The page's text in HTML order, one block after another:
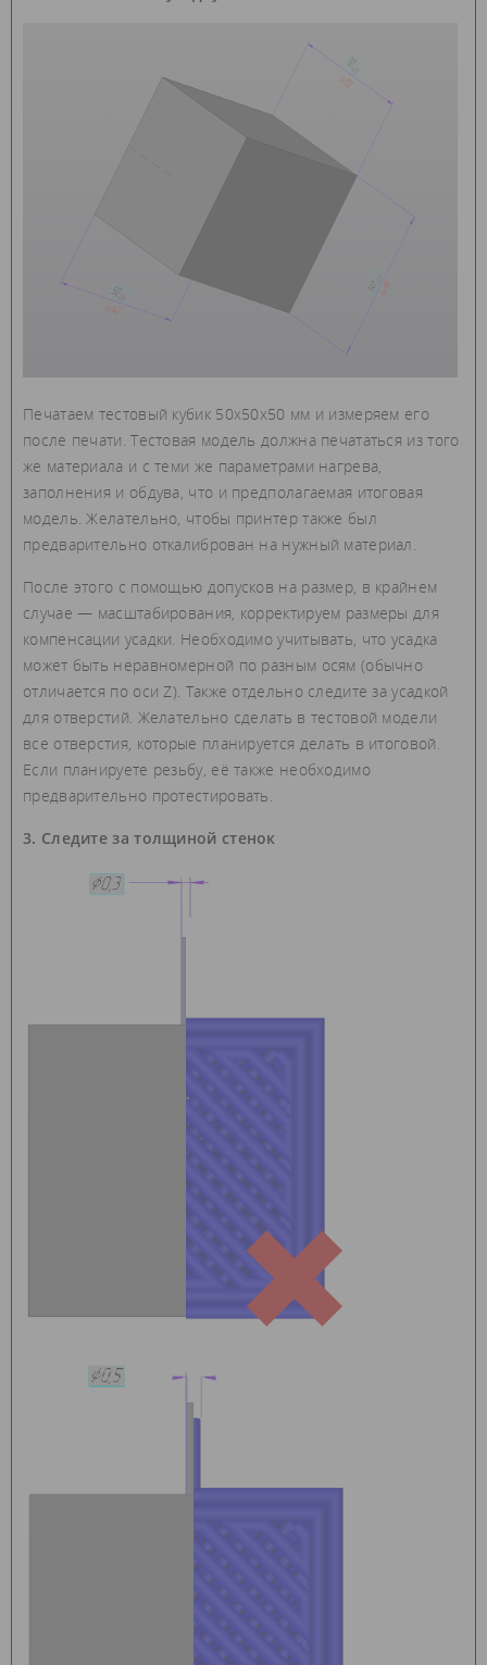
Печатаем тестовый кубик 50х50х50 мм и измеряем его
после печати. Тестовая модель должна печататься из того
же материала и с теми же параметрами нагрева,
заполнения и обдува, что и предполагаемая итоговая
модель. Желательно, чтобы принтер также был
предварительно откалиброван на нужный материал.
После этого с помощью допусков на размер, в крайнем
случае — масштабирования, корректируем размеры для
компенсации усадки. Необходимо учитывать, что усадка
может быть неравномерной по разным осям (обычно
отличается по оси Z). Также отдельно следите за усадкой
для отверстий. Желательно сделать в тестовой модели
все отверстия, которые планируется делать в итоговой.
Если планируете резьбу, её также необходимо
предварительно протестировать.
3. Следите за толщиной стенок